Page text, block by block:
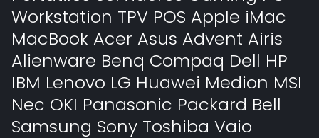
Workstation TPV POS Apple iMac
MacBook Acer Asus Advent Airis
Alienware Benq Compaq Dell HP
IBM Lenovo LG Huawei Medion MSI
Nec OKI Panasonic Packard Bell
Samsung Sony Toshiba Vaio